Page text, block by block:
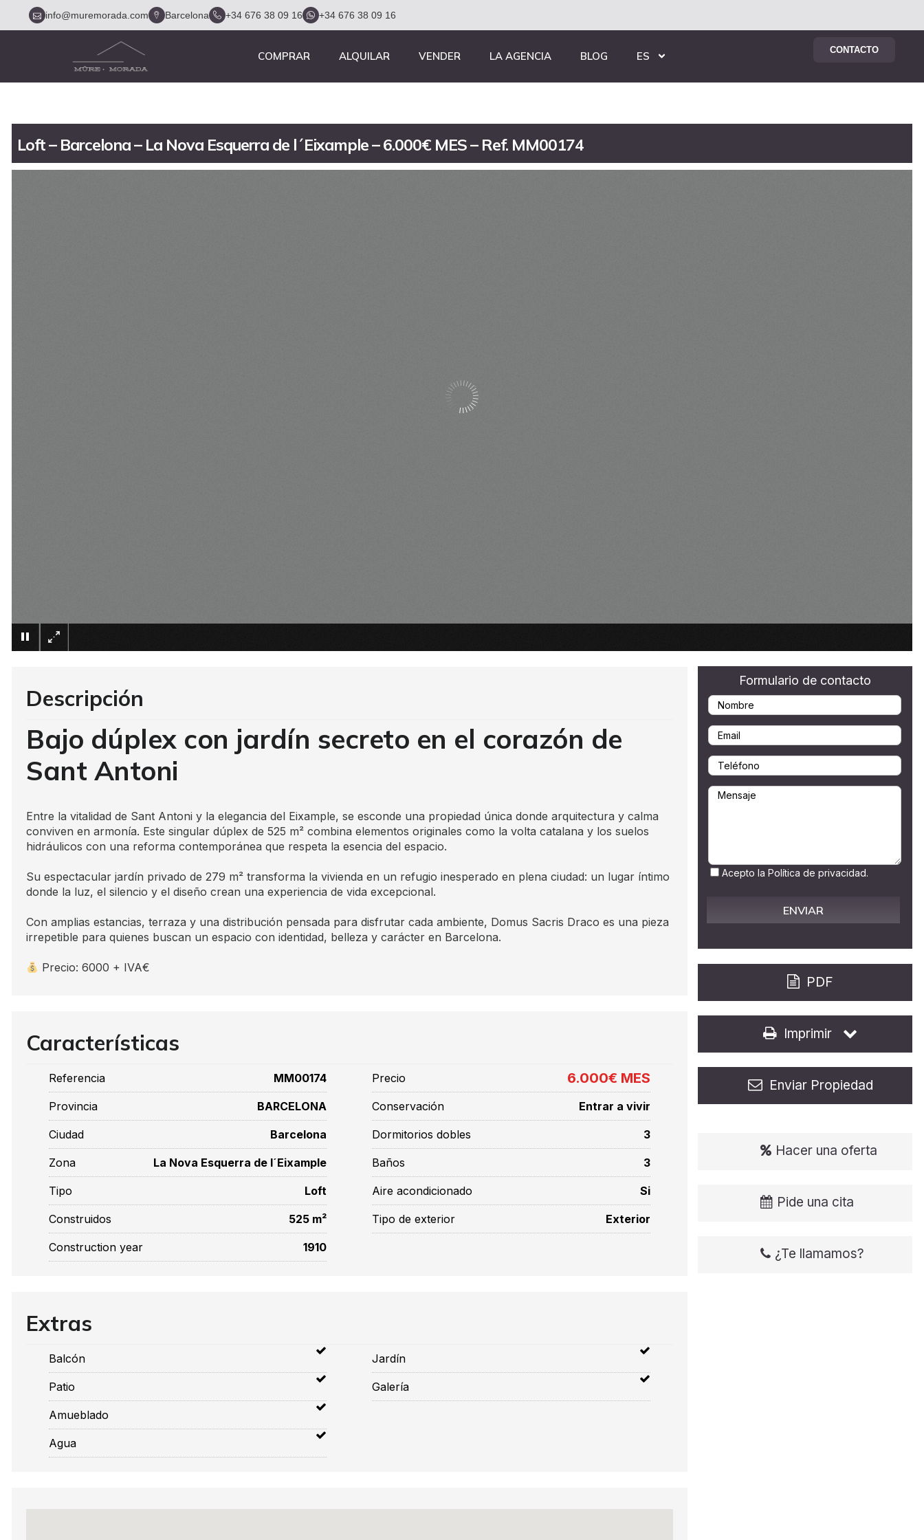
info@muremorada.com Barcelona +34 676 38 09 16 +34 676 38 09 16
COMPRAR ALQUILAR VENDER LA AGENCIA BLOG ES CONTACTO
Loft – Barcelona – La Nova Esquerra de l´Eixample – 6.000€ MES – Ref. MM00174
Descripción
Bajo dúplex con jardín secreto en el corazón de
Sant Antoni
Entre la vitalidad de Sant Antoni y la elegancia del Eixample, se esconde una propiedad única donde arquitectura y calma
conviven en armonía. Este singular dúplex de 525 m² combina elementos originales como la volta catalana y los suelos
hidráulicos con una reforma contemporánea que respeta la esencia del espacio.
Su espectacular jardín privado de 279 m² transforma la vivienda en un refugio inesperado en plena ciudad: un lugar íntimo
donde la luz, el silencio y el diseño crean una experiencia de vida excepcional.
Con amplias estancias, terraza y una distribución pensada para disfrutar cada ambiente, Domus Sacris Draco es una pieza
irrepetible para quienes buscan un espacio con identidad, belleza y carácter en Barcelona.
Precio: 6000 + IVA€
Características
Referencia MM00174
Provincia BARCELONA
Ciudad Barcelona
Zona La Nova Esquerra de l´Eixample
Tipo Loft
Construidos 525 m²
Construction year 1910
Precio 6.000€ MES
Conservación Entrar a vivir
Dormitorios dobles 3
Baños 3
Aire acondicionado Si
Tipo de exterior Exterior
Extras
Balcón
Patio
Amueblado
Agua
Jardín
Galería
Referencia de la propiedad
Formulario de contacto
Acepto la Política de privacidad.
PDF
Imprimir
Enviar Propiedad
Hacer una oferta
Pide una cita
¿Te llamamos?